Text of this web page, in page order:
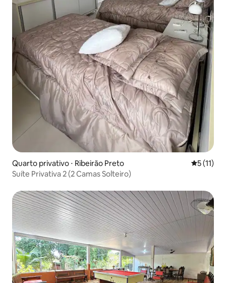
Quarto privativo ⋅ Ribeirão Preto 5 de uma
5 (11)
Suíte Privativa 2 (2 Camas Solteiro)